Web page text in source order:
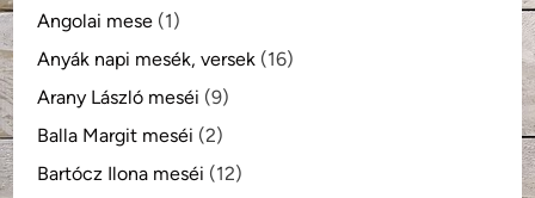
Angolai mese (1)
Anyák napi mesék, versek (16)
Arany László meséi (9)
Balla Margit meséi (2)
Bartócz Ilona meséi (12)